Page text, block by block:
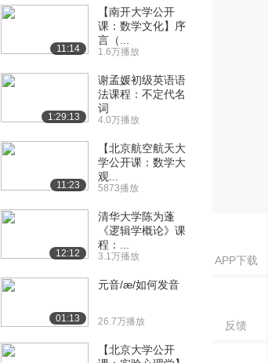
APP下载
反馈
编（下）
编（上）
[17] 【第六讲】侵权责任
编（下）
1401播放
11:14
【南开大学公开
课：数学文化】序
言（...
1.6万播放
1:29:13
谢孟媛初级英语语
法课程：不定代名
词
4.0万播放
11:23
【北京航空航天大
学公开课：数学大
观...
5873播放
12:12
清华大学陈为蓬
《逻辑学概论》课
程：...
3.1万播放
01:13
元音/æ/如何发音
26.7万播放
【北京大学公开